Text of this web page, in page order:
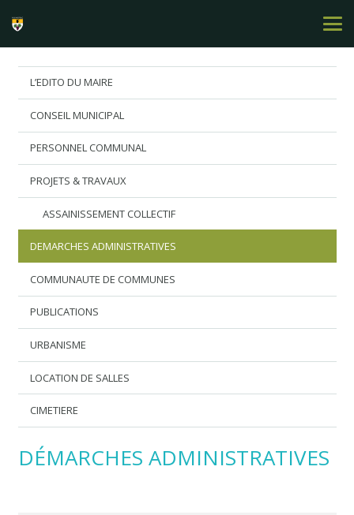
L’EDITO DU MAIRE
CONSEIL MUNICIPAL
PERSONNEL COMMUNAL
PROJETS & TRAVAUX
ASSAINISSEMENT COLLECTIF
DEMARCHES ADMINISTRATIVES
COMMUNAUTE DE COMMUNES
PUBLICATIONS
URBANISME
LOCATION DE SALLES
CIMETIERE
DÉMARCHES ADMINISTRATIVES